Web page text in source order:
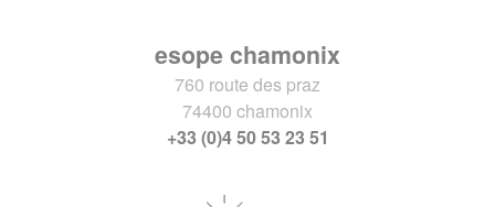
esope chamonix
760 route des praz
74400 chamonix
+33 (0)4 50 53 23 51